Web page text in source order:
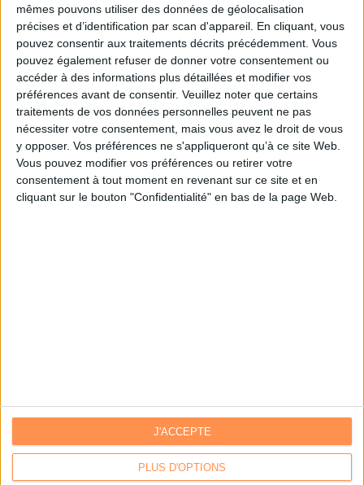
mêmes pouvons utiliser des données de géolocalisation
précises et d’identification par scan d'appareil. En cliquant, vous
pouvez consentir aux traitements décrits précédemment. Vous
pouvez également refuser de donner votre consentement ou
accéder à des informations plus détaillées et modifier vos
préférences avant de consentir. Veuillez noter que certains
traitements de vos données personnelles peuvent ne pas
nécessiter votre consentement, mais vous avez le droit de vous
y opposer. Vos préférences ne s'appliqueront qu’à ce site Web.
Vous pouvez modifier vos préférences ou retirer votre
consentement à tout moment en revenant sur ce site et en
cliquant sur le bouton "Confidentialité" en bas de la page Web.
PLUS D'OPTIONS
J'ACCEPTE
Je m'inscris pour commenter les articles
ou déposer mon CV
Je m'inscris sur Archimag.com
Communiquer avec Archimag|Communiquer avec ACE